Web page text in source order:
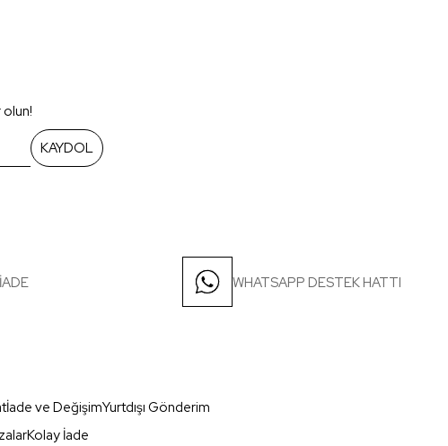
olun!
KAYDOL
WHATSAPP DESTEK HATTI
İade ve DeğişimYurtdışı Gönderim
Kolay İade